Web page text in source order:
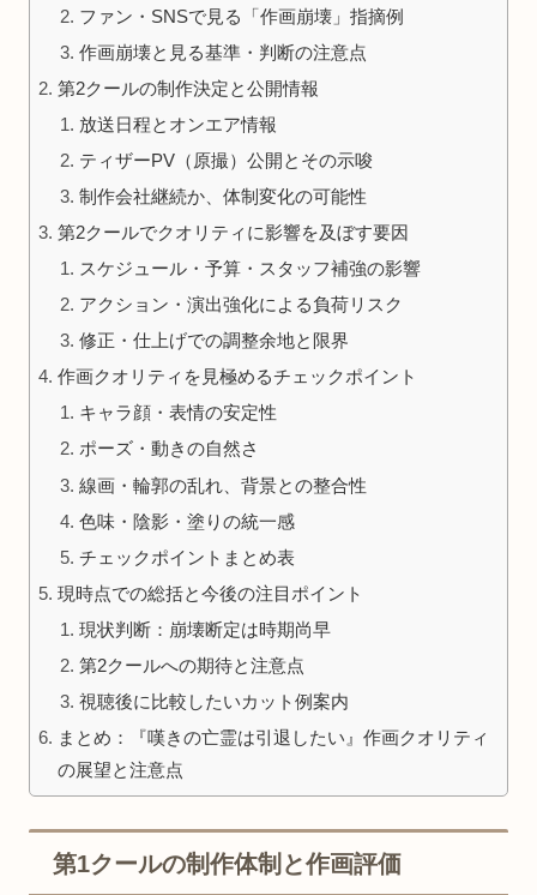
ファン・SNSで見る「作画崩壊」指摘例
作画崩壊と見る基準・判断の注意点
第2クールの制作決定と公開情報
放送日程とオンエア情報
ティザーPV（原撮）公開とその示唆
制作会社継続か、体制変化の可能性
第2クールでクオリティに影響を及ぼす要因
スケジュール・予算・スタッフ補強の影響
アクション・演出強化による負荷リスク
修正・仕上げでの調整余地と限界
作画クオリティを見極めるチェックポイント
キャラ顔・表情の安定性
ポーズ・動きの自然さ
線画・輪郭の乱れ、背景との整合性
色味・陰影・塗りの統一感
チェックポイントまとめ表
現時点での総括と今後の注目ポイント
現状判断：崩壊断定は時期尚早
第2クールへの期待と注意点
視聴後に比較したいカット例案内
まとめ：『嘆きの亡霊は引退したい』作画クオリティ
の展望と注意点
第1クールの制作体制と作画評価